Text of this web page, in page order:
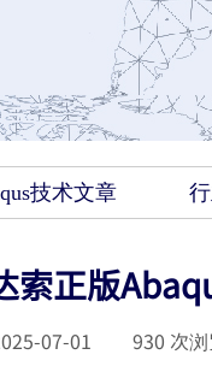
技术文章
索正版
07-01 930 次